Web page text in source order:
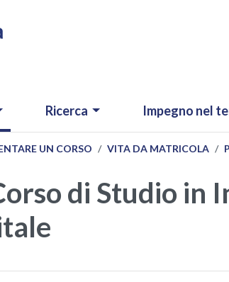
Ricerca Impegno nel
UN CORSO VITA DA MATRICOLA
di Studio in